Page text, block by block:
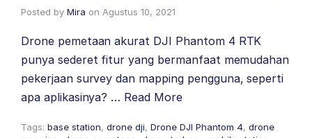
Posted by Mira on Agustus 10, 2021
Drone pemetaan akurat DJI Phantom 4 RTK
punya sederet fitur yang bermanfaat memudahan
pekerjaan survey dan mapping pengguna, seperti
apa aplikasinya? … Read More
Tags: base station, drone dji, Drone DJI Phantom 4, drone